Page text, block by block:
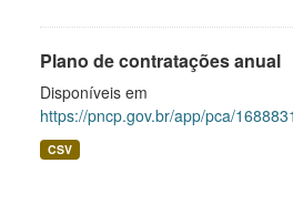
Plano de contratações anual
Disponíveis em
https://pncp.gov.br/app/pca/
CSV